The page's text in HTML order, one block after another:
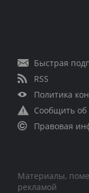
Быстрая
RSS
Политика
Сообщить
Правовая
Материалы,
рекламой